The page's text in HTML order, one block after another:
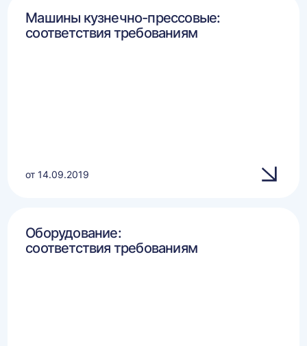
Машины кузнечно-прессовые:
соответствия требованиям
от 14.09.2019
Оборудование:
соответствия требованиям